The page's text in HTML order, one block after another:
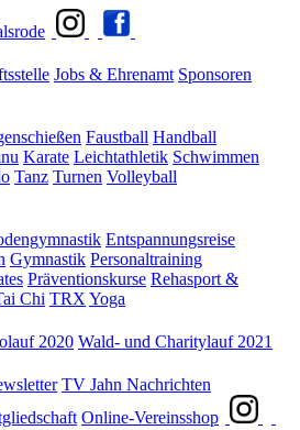
Jobs & Ehrenamt Sponsoren
Faustball Handball
Karate Leichtathletik Schwimmen
Tanz Turnen Volleyball
Entspannungsreise
Gymnastik Personaltraining
Präventionskurse Rehasport &
Chi TRX Yoga
2020 Wald- und Charitylauf 2021
TV Jahn Nachrichten
Online-Vereinsshop